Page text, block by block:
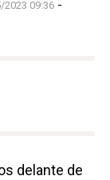
2023 09:36 -
delante de